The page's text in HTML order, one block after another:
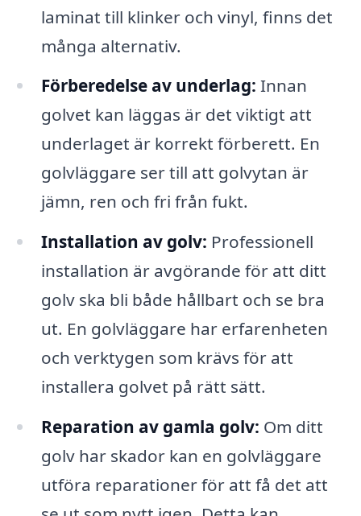
laminat till klinker och vinyl, finns det
många alternativ.
Förberedelse av underlag: Innan
golvet kan läggas är det viktigt att
underlaget är korrekt förberett. En
golvläggare ser till att golvytan är
jämn, ren och fri från fukt.
Installation av golv: Professionell
installation är avgörande för att ditt
golv ska bli både hållbart och se bra
ut. En golvläggare har erfarenheten
och verktygen som krävs för att
installera golvet på rätt sätt.
Reparation av gamla golv: Om ditt
golv har skador kan en golvläggare
utföra reparationer för att få det att